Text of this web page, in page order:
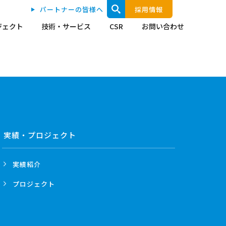
クト 技術・サービス CSR お問い合わせ
パートナーの皆様へ 採用情報
実績・プロジェクト
実績紹介
プロジェクト